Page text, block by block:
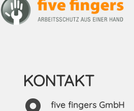
KONTAKT
five fingers GmbH